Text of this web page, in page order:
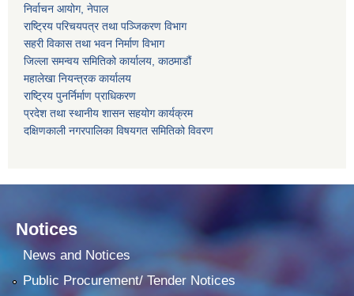
निर्वाचन आयोग, नेपाल
राष्ट्रिय परिचयपत्र तथा पञ्जिकरण विभाग
सहरी विकास तथा भवन निर्माण विभाग
जिल्ला समन्वय समितिको कार्यालय, काठमाडौं
महालेखा नियन्त्रक कार्यालय
राष्ट्रिय पुनर्निर्माण प्राधिकरण
प्रदेश तथा स्थानीय शासन सहयोग कार्यक्रम
दक्षिणकाली नगरपालिका विषयगत समितिको विवरण
Notices
News and Notices
Public Procurement/ Tender Notices